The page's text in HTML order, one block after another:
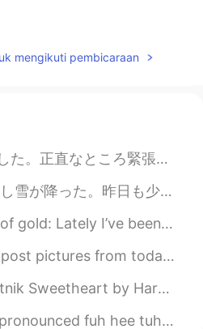
mengikuti pembicaraan
越えました。この仕事をゲットすれば私は日本では英語の先生として働けるようになると思います。私は別にお金が...
週の金曜日やな。 クリスマスに何する？アメリカ人はよく家族と過ごすけど、多くの日本人はクリスマスデート...
all of the posts on HT of Sakura flowers in ...
trip to Hilton Head Island, South Carolina. 😎👌☀ ...
Why do people have to be this lonely? What'...
and rice, chips and queso (pronounced kay so),...